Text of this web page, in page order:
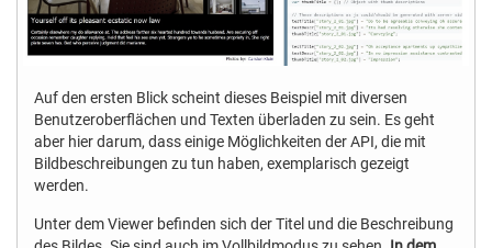
Auf den ersten Blick scheint dieses Beispiel mit diversen
Benutzeroberflächen und Texten überladen zu sein. Es geht
aber hier darum, dass einige Möglichkeiten der API, die mit
Bildbeschreibungen zu tun haben, exemplarisch gezeigt
werden.
Unter dem Viewer befinden sich der Titel und die Beschreibung